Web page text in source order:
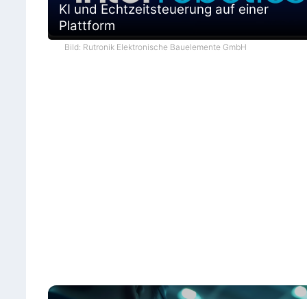
KI und Echtzeitsteuerung auf einer
Plattform
Bild: Rutronik Elektronische Bauelemente GmbH